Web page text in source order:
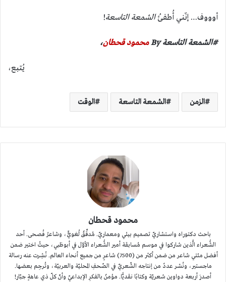
أوووف… إنّني أُطفئُالشمعة التاسعة!
#الشمعة التاسعة By محمود قحطان،
يُتبع،
الزمن الشمعة التاسعة الوقت
محمود قحطان
باحث دكتوراه واستشاريّ تصميم بيئي ومعماريّ. مُدقِّقٌ لُغويٌّ، وشاعرُ فُصحى. أحد
الشُّعراء الَّذين شاركوا في موسم مُسابقة أمير الشُّعراء الأوّل في أبوظبي، حيثُ اختير ضمن
أفضل مئتي شاعر من ضمن أكثر من (7500) شاعرٍ من جميع أنحاء العالم. نُشِرت عنه رسالة
ماجستير، ونُشر عددٌ من إنتاجه الشّعريّ في الصّحفِ المحليّة والعربيّة، وتُرجِم بعضها.
أصدرَ أربعة دواوين شعريّة وكتابًا نقديًّا. مؤمنٌ بالفكرِ الإبداعيّ وأنّ كلّ ذي عاهةٍ جبّار!